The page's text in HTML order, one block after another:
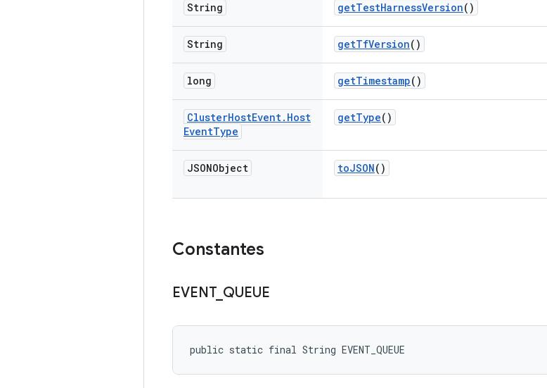
String getTestHarnessVersion()
String getTfVersion()
long getTimestamp()
ClusterHostEvent. Host
EventType
getType()
JSONObject toJSON()
Constantes
EVENT_ QUEUE
public static final String EVENT_QUEUE